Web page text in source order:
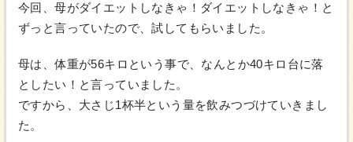
今回、母がダイエットしなきゃ！ダイエットしなきゃ！と
ずっと言っていたので、試してもらいました。
母は、体重が56キロという事で、なんとか40キロ台に落
としたい！と言っていました。
ですから、大さじ1杯半という量を飲みつづけていきまし
た。